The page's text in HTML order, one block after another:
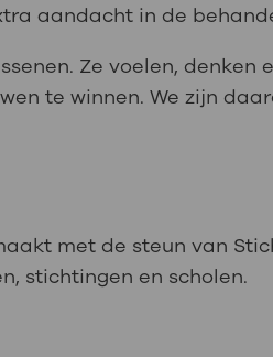
aandacht in de
Ze voelen, denken
te winnen. We zijn
met de steun van
stichtingen en scholen.